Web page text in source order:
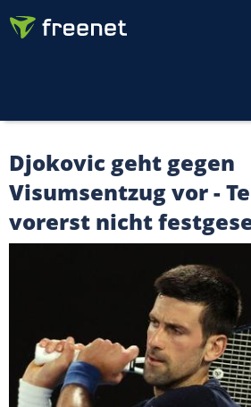
Djokovic geht gegen
Visumsentzug vor -
vorerst nicht